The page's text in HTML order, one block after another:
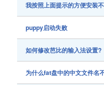
我按照上面提示的方便安装
puppy启动失败
如何修改芭比的输入法设置?
为什么fat盘中的中文文件名